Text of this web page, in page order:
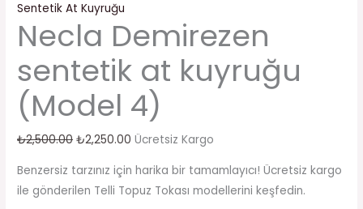
Sentetik At Kuyruğu
Necla Demirezen
sentetik at kuyruğu
(Model 4)
₺2,500.00 ₺2,250.00 Ücretsiz Kargo
Benzersiz tarzınız için harika bir tamamlayıcı! Ücretsiz kargo
ile gönderilen Telli Topuz Tokası modellerini keşfedin.